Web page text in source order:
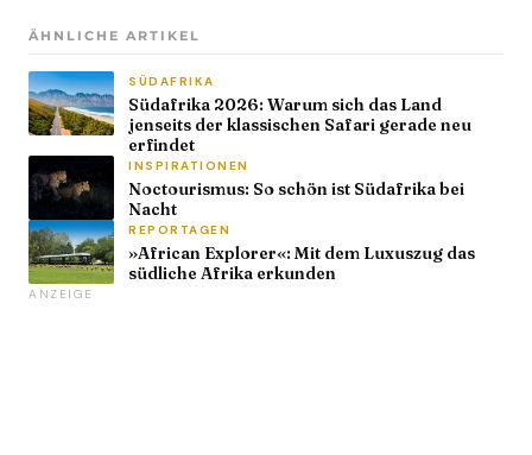
ÄHNLICHE ARTIKEL
SÜDAFRIKA
Südafrika 2026: Warum sich das Land
jenseits der klassischen Safari gerade neu
erfindet
INSPIRATIONEN
Noctourismus: So schön ist Südafrika bei
Nacht
REPORTAGEN
»African Explorer«: Mit dem Luxuszug das
südliche Afrika erkunden
ANZEIGE